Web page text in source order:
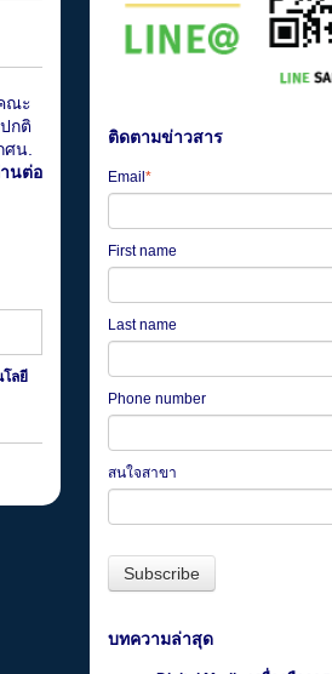
ณะ
กติ
น.
นต่อ
โลยี
ติดตามข่าวสาร
Email*
First name
Last name
Phone number
สนใจสาขา
บทความล่าสุด